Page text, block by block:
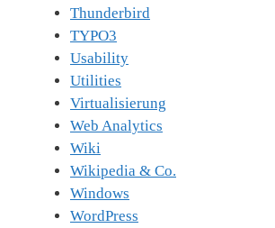
Thunderbird
TYPO3
Usability
Utilities
Virtualisierung
Web Analytics
Wiki
Wikipedia & Co.
Windows
WordPress